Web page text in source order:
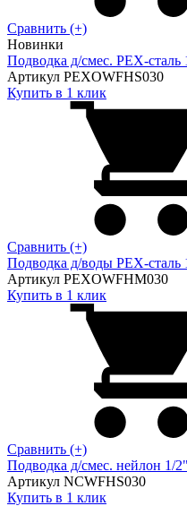
Сравнить (+)
Новинки
Подводка д/смес. PEX-
Артикул PEXOWFHS030
Купить в 1 клик
Сравнить (+)
Подводка д/воды PEX-
Артикул PEXOWFHM030
Купить в 1 клик
Сравнить (+)
Подводка д/смес. нейлон 1/
Артикул NCWFHS030
Купить в 1 клик